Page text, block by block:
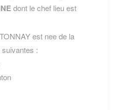
dont le chef lieu est
est nee de la
: